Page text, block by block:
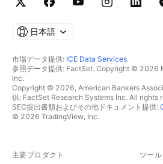
日本語
市場データ提供: ICE Data Services.
参照データ提供: FactSet. Copyright © 2026
Inc.
Copyright © 2026, American Bankers
供: FactSet Research Systems Inc. All rights
SEC提出書類およびその他ドキュメント提供:
© 2026 TradingView, Inc.
主要プロダクト ツー